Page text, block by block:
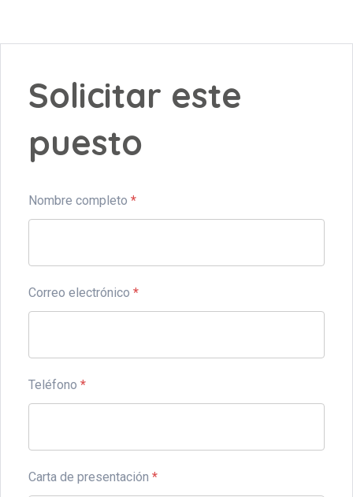
Solicitar este
puesto
Nombre completo *
Correo electrónico *
Teléfono *
Carta de presentación *